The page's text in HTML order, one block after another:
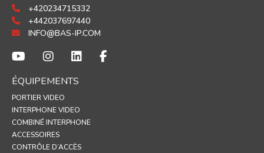
+420234715332
+442037697440
INFO@BAS-IP.COM
ÉQUIPEMENTS
PORTIER VIDEO
INTERPHONE VIDEO
COMBINÉ INTERPHONE
ACCESSOIRES
CONTRÔLE D’ACCÈS